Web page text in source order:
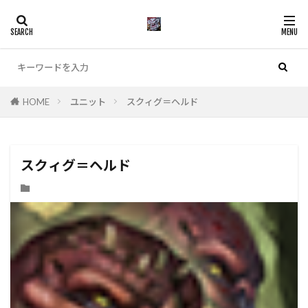
HOME ユニット スクィグ＝ヘルド
スクィグ＝ヘルド
カテゴリー